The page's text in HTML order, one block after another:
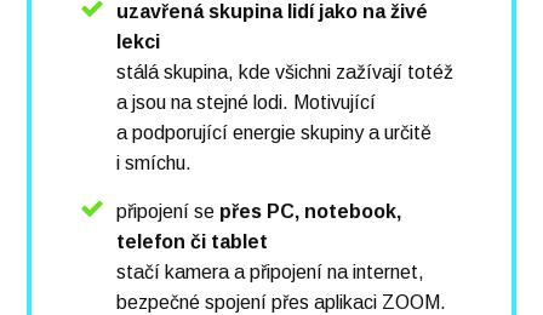
uzavřená skupina lidí jako na živé
lekci
stálá skupina, kde všichni zažívají totéž
a jsou na stejné lodi. Motivující
a podporující energie skupiny a určitě
i smíchu.
připojení se přes PC, notebook,
telefon či tablet
stačí kamera a připojení na internet,
bezpečné spojení přes aplikaci ZOOM.